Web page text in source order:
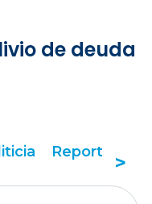
de deuda
Tácticas de alivio
>